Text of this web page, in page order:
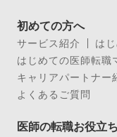
初めての方へ
サービス紹介
は
はじめての医師転職
キャリアパートナー
よくあるご質問
医師の転職お役立